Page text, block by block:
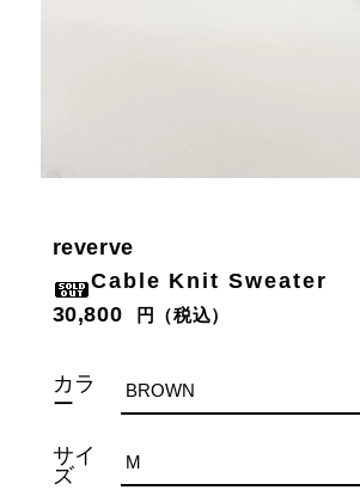
reverve
Cable Knit Sweater
30,800
円（税込）
カラ
ー
サイ
ズ